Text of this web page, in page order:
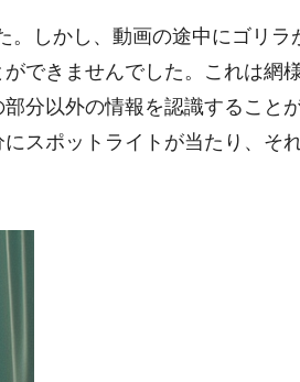
。しかし、動画の途中にゴリラ
できませんでした。これは網
分以外の情報を認識すること
スポットライトが当たり、そ